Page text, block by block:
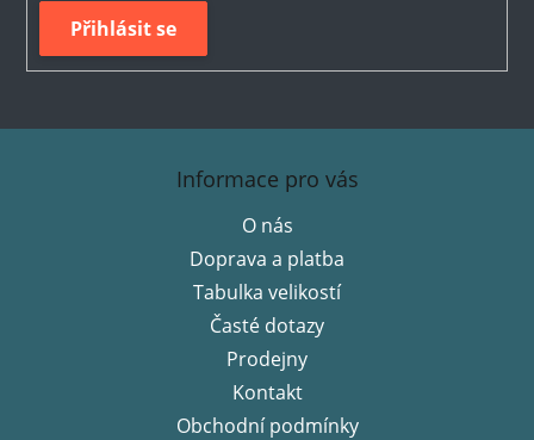
Přihlásit se
Z
Informace pro vás
O nás
Doprava a platba
Tabulka velikostí
Časté dotazy
Prodejny
Kontakt
Obchodní podmínky